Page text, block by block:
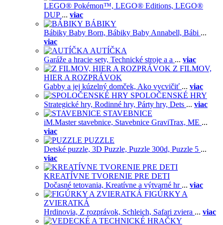
LEGO® Pokémon™, LEGO® Editions, LEGO®
DUP ... viac
BÁBIKY
Bábiky Baby Born, Bábiky Baby Annabell, Bábi ...
viac
AUTÍČKA
Garáže a hracie sety, Technické stroje a a ... viac
Z FILMOV,
HIER A ROZPRÁVOK
Gabby a jej kúzelný domček, Ako vycvičiť ... viac
SPOLOČENSKÉ HRY
Strategické hry, Rodinné hry, Párty hry, Dets ... viac
STAVEBNICE
iM.Master stavebnice, Stavebnice GraviTrax, ME ...
viac
PUZZLE
Detské puzzle, 3D Puzzle, Puzzle 300d, Puzzle 5 ...
viac
KREATÍVNE TVORENIE PRE DETI
Dočasné tetovania, Kreatívne a výtvarné hr ... viac
FIGÚRKY A
ZVIERATKÁ
Hrdinovia, Z rozprávok, Schleich, Safari zviera ... viac